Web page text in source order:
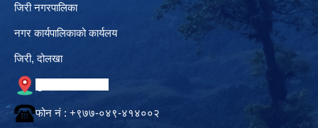
जिरी नगरपालिका
नगर कार्यपालिकाको कार्यलय
जिरी, दोलखा
फोन नं‍ : +९७७-०४९-४१४००२